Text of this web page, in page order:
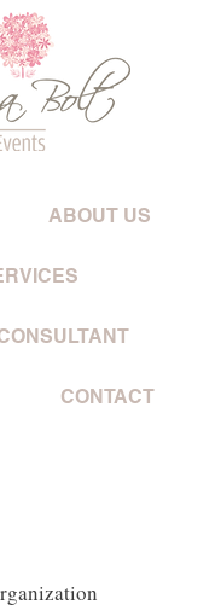
ABOUT US
CONTACT